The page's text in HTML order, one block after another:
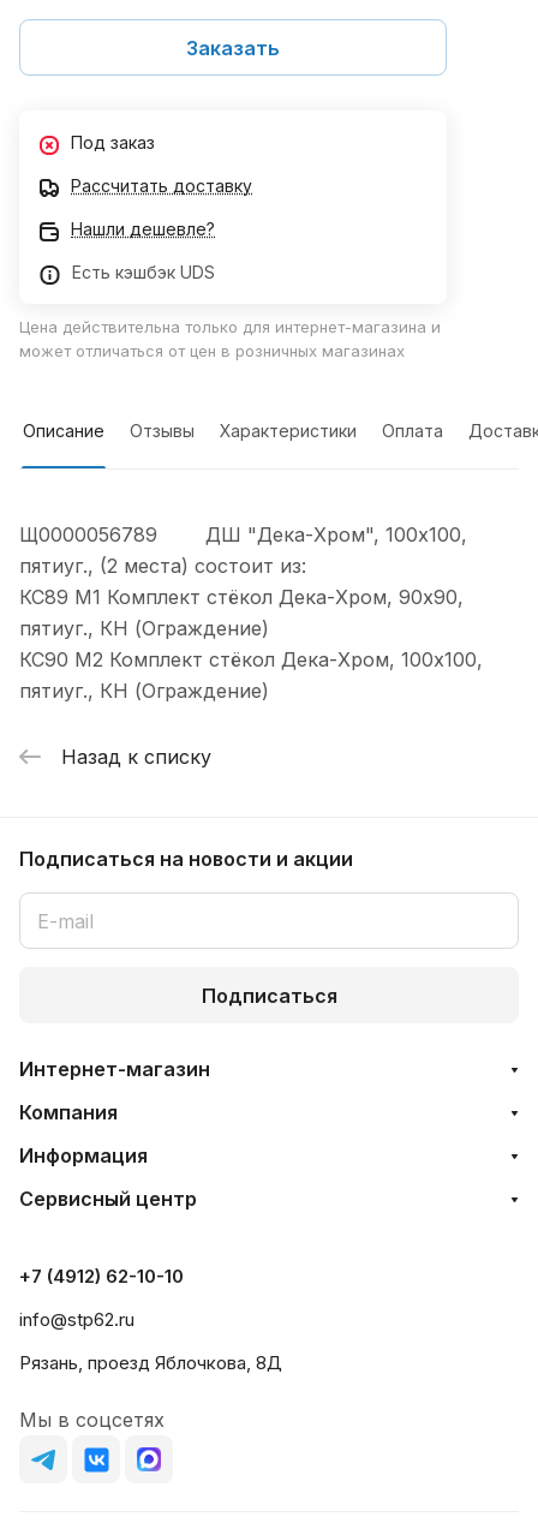
Заказать
Под заказ
Рассчитать доставку
Нашли дешевле?
Есть кэшбэк UDS
Цена действительна только для интернет-магазина и
может отличаться от цен в розничных магазинах
Описание Отзывы Характеристики Оплата
Щ0000056789 ДШ "Дека-Хром", 100х100,
пятиуг., (2 места) состоит из:
КС89 М1 Комплект стёкол Дека-Хром, 90х90,
пятиуг., КН (Ограждение)
КС90 М2 Комплект стёкол Дека-Хром, 100х100,
пятиуг., КН (Ограждение)
Назад к списку
Подписаться на новости и акции
Подписаться
Интернет-магазин
Компания
Информация
Сервисный центр
+7 (4912) 62-10-10
info@stp62.ru
Рязань, проезд Яблочкова, 8Д
Мы в соцсетях